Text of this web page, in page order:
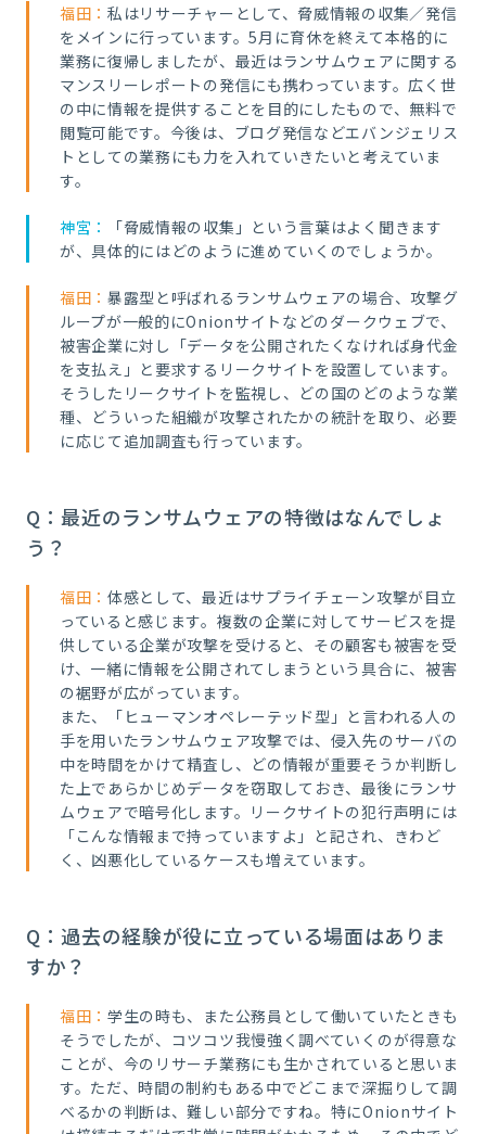
福田： 私はリサーチャーとして、脅威情報の収集／発信
をメインに行っています。5月に育休を終えて本格的に
業務に復帰しましたが、最近はランサムウェアに関する
マンスリーレポートの発信にも携わっています。広く世
の中に情報を提供することを目的にしたもので、無料で
閲覧可能です。今後は、ブログ発信などエバンジェリス
トとしての業務にも力を入れていきたいと考えていま
す。
神宮：
「脅威情報の収集」という言葉はよく聞きます
が、具体的にはどのように進めていくのでしょうか。
福田： 暴露型と呼ばれるランサムウェアの場合、攻撃グ
ループが一般的にOnionサイトなどのダークウェブで、
被害企業に対し「データを公開されたくなければ身代金
を支払え」と要求するリークサイトを設置しています。
そうしたリークサイトを監視し、どの国のどのような業
種、どういった組織が攻撃されたかの統計を取り、必要
に応じて追加調査も行っています。
Q：最近のランサムウェアの特徴はなんでしょ
う？
福田： 体感として、最近はサプライチェーン攻撃が目立
っていると感じます。複数の企業に対してサービスを提
供している企業が攻撃を受けると、その顧客も被害を受
け、一緒に情報を公開されてしまうという具合に、被害
の裾野が広がっています。
また、「ヒューマンオペレーテッド型」と言われる人の
手を用いたランサムウェア攻撃では、侵入先のサーバの
中を時間をかけて精査し、どの情報が重要そうか判断し
た上であらかじめデータを窃取しておき、最後にランサ
ムウェアで暗号化します。リークサイトの犯行声明には
「こんな情報まで持っていますよ」と記され、きわど
く、凶悪化しているケースも増えています。
Q：過去の経験が役に立っている場面はありま
すか？
福田： 学生の時も、また公務員として働いていたときも
そうでしたが、コツコツ我慢強く調べていくのが得意な
ことが、今のリサーチ業務にも生かされていると思いま
す。ただ、時間の制約もある中でどこまで深掘りして調
べるかの判断は、難しい部分ですね。特にOnionサイト